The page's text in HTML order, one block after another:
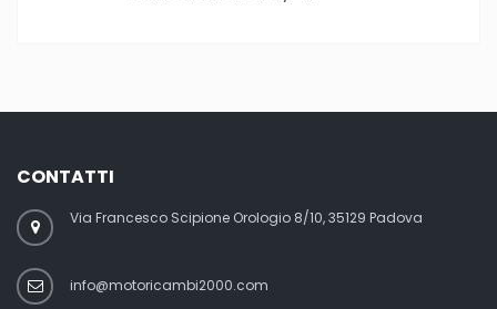
CONTATTI
Via Francesco Scipione Orologio 8/10, 35129 Padova
info@motoricambi2000.com